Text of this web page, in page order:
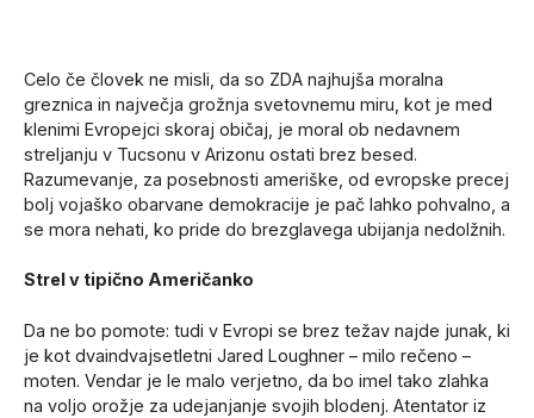
Celo če človek ne misli, da so ZDA najhujša moralna
greznica in največja grožnja svetovnemu miru, kot je med
klenimi Evropejci skoraj običaj, je moral ob nedavnem
streljanju v Tucsonu v Arizonu ostati brez besed.
Razumevanje, za posebnosti ameriške, od evropske precej
bolj vojaško obarvane demokracije je pač lahko pohvalno, a
se mora nehati, ko pride do brezglavega ubijanja nedolžnih.
Strel v tipično Američanko
Da ne bo pomote: tudi v Evropi se brez težav najde junak, ki
je kot dvaindvajsetletni Jared Loughner – milo rečeno –
moten. Vendar je le malo verjetno, da bo imel tako zlahka
na voljo orožje za udejanjanje svojih blodenj. Atentator iz